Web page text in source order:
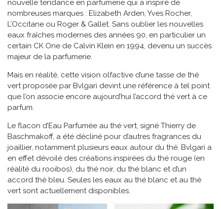
nouvelle tendance en parfumerie qui a inspiré de
nombreuses marques : Elizabeth Arden, Yves Rocher,
L’Occitane ou Roger & Gallet. Sans oublier les nouvelles
eaux fraîches modernes des années 90, en particulier un
certain CK One de Calvin Klein en 1994, devenu un succès
majeur de la parfumerie.
Mais en réalité, cette vision olfactive d’une tasse de thé
vert proposée par Bvlgari devint une référence à tel point
que l’on associe encore aujourd’hui l’accord thé vert à ce
parfum.
Le flacon d’Eau Parfumée au thé vert, signé Thierry de
Baschmakoff, a été décliné pour d’autres fragrances du
joaillier, notamment plusieurs eaux autour du thé. Bvlgari a
en effet dévoilé des créations inspirées du thé rouge (en
réalité du rooibos), du thé noir, du thé blanc et d’un
accord thé bleu. Seules les eaux au thé blanc et au thé
vert sont actuellement disponibles.